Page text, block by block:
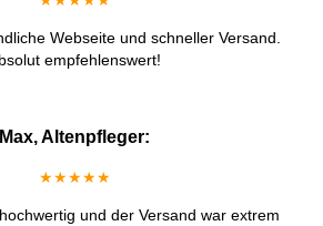
Webseite und schneller Versand.
empfehlenswert!
Max, Altenpfleger:
★★★★★
und der Versand war extrem